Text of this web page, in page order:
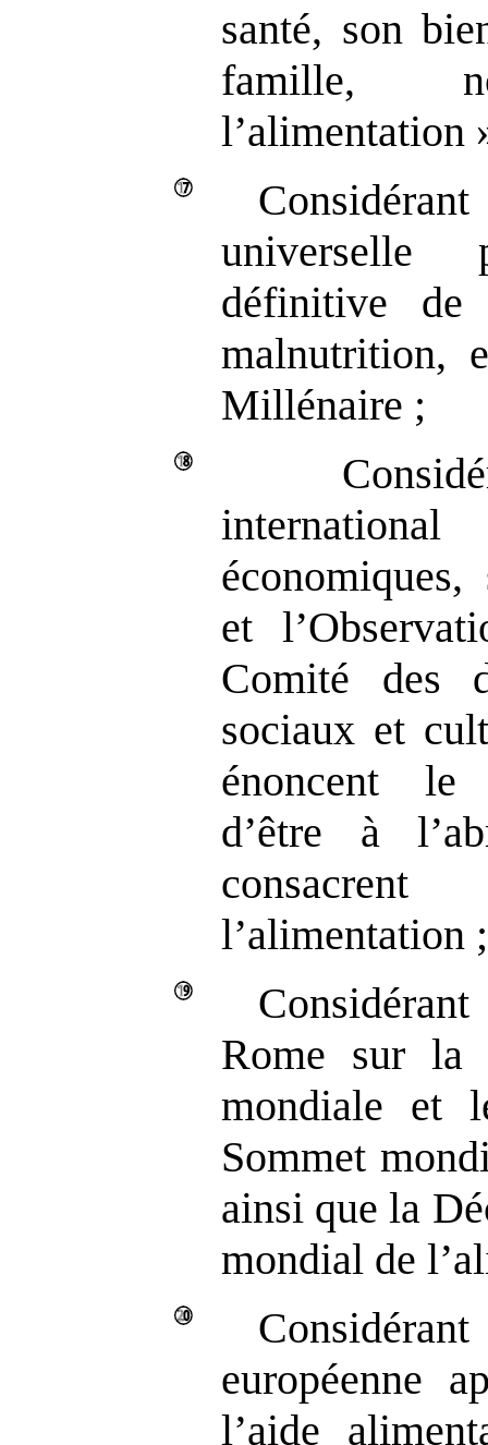
santé, son
famille,
l’alimentation
universelle
définitive
malnutrition,
Millénaire ;
et
Comité des
sociaux et
énoncent le
d’être à
l’alimentation ;
Rome sur la
mondiale et
Sommet
ainsi que la
mondial de
européenne
l’aide